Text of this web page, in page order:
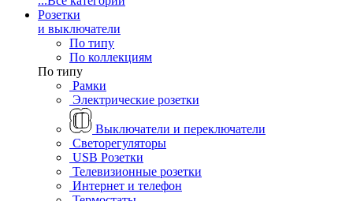
Розетки
и выключатели
По типу
По коллекциям
По типу
Рамки
Электрические розетки
Выключатели и переключатели
Светорегуляторы
USB Розетки
Телевизионные розетки
Интернет и телефон